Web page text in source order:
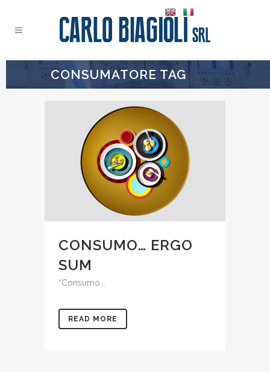
CONSUMATORE TAG
CONSUMO… ERGO
SUM
“Consumo...
READ MORE